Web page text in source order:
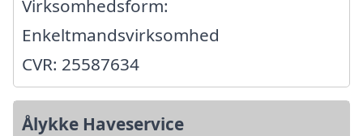
Virksomhedsform:
Enkeltmandsvirksomhed
CVR: 25587634
Ålykke Haveservice